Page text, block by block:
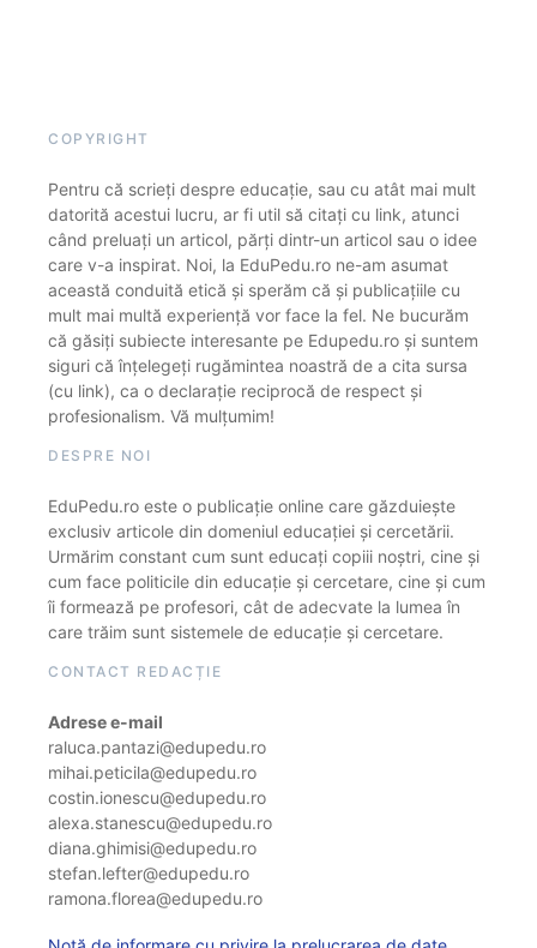
COPYRIGHT
Pentru că scrieți despre educație, sau cu atât mai mult
datorită acestui lucru, ar fi util să citați cu link, atunci
când preluați un articol, părți dintr-un articol sau o idee
care v-a inspirat. Noi, la EduPedu.ro ne-am asumat
această conduită etică și sperăm că și publicațiile cu
mult mai multă experiență vor face la fel. Ne bucurăm
că găsiți subiecte interesante pe Edupedu.ro și suntem
siguri că înțelegeți rugămintea noastră de a cita sursa
(cu link), ca o declarație reciprocă de respect și
profesionalism. Vă mulțumim!
DESPRE NOI
EduPedu.ro este o publicație online care găzduiește
exclusiv articole din domeniul educației și cercetării.
Urmărim constant cum sunt educați copiii noștri, cine și
cum face politicile din educație și cercetare, cine și cum
îi formează pe profesori, cât de adecvate la lumea în
care trăim sunt sistemele de educație și cercetare.
CONTACT REDACȚIE
Adrese e-mail
raluca.pantazi@edupedu.ro
mihai.peticila@edupedu.ro
costin.ionescu@edupedu.ro
alexa.stanescu@edupedu.ro
diana.ghimisi@edupedu.ro
stefan.lefter@edupedu.ro
ramona.florea@edupedu.ro